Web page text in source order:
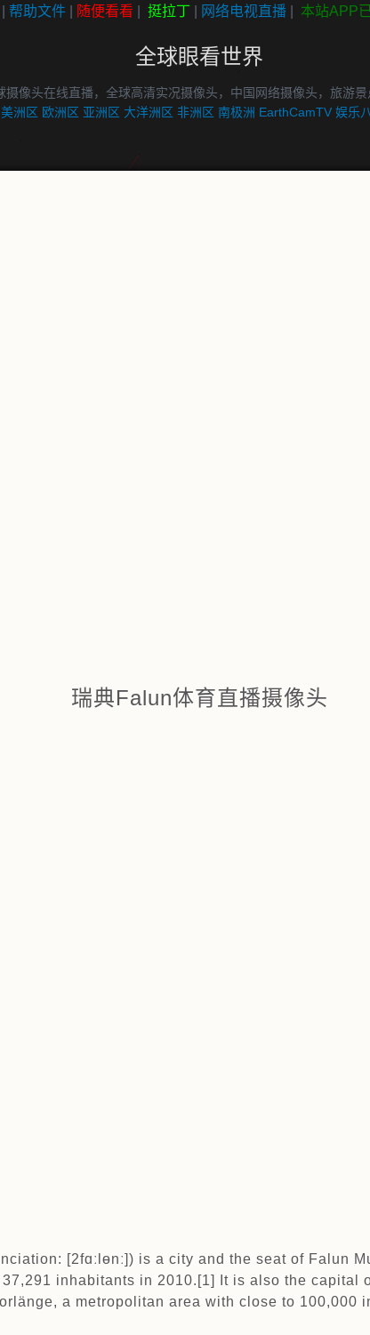
帮助文件| 随便看看 挺拉丁 网络电视直播| 本站APP
全球眼看世界
像头在线直播，全球高清实况摄像头，中国网络摄像头，旅游
美洲区 欧洲区 亚洲区 大洋洲区 非洲区 南极洲 EarthCamTV 娱乐
瑞典Falun体育直播摄像头
[2fɑːlɵnː]) is a city and the seat of Falun
inhabitants in 2010.[1] It is also the capital
a metropolitan area with close to 100,000